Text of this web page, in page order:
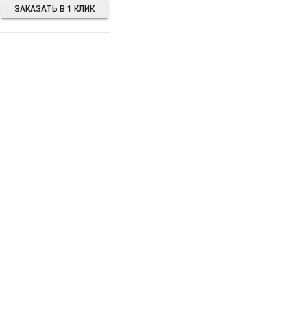
ЗАКАЗАТЬ В 1 КЛИК